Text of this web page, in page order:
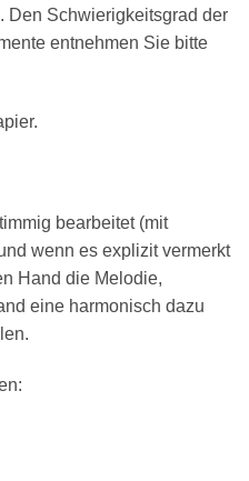
Den Schwierigkeitsgrad der
entnehmen Sie bitte
bearbeitet (mit
wenn es explizit vermerkt
Hand die Melodie,
eine harmonisch dazu
25 SAITEN 37 SAITEN